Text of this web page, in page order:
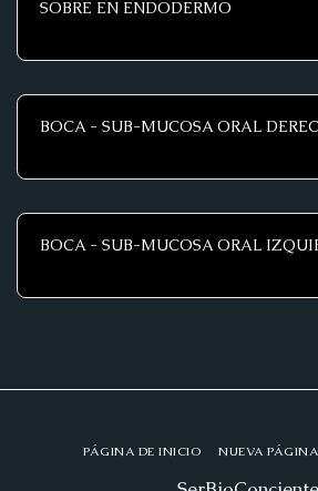
SOBRE EN ENDODERMO
BOCA - SUB-MUCOSA ORAL
BOCA - SUB-MUCOSA ORAL
PÁGINA DE INICIO NUEVA